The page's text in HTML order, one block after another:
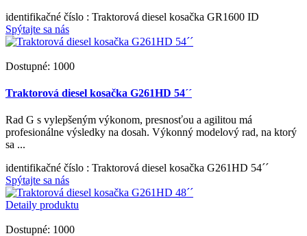
identifikačné číslo : Traktorová diesel kosačka GR1600 ID
Spýtajte sa nás
Dostupné: 1000
Traktorová diesel kosačka G261HD 54´´
Rad G s vylepšeným výkonom, presnosťou a agilitou má
profesionálne výsledky na dosah. Výkonný modelový rad, na ktorý
sa ...
identifikačné číslo : Traktorová diesel kosačka G261HD 54´´
Spýtajte sa nás
Detaily produktu
Dostupné: 1000